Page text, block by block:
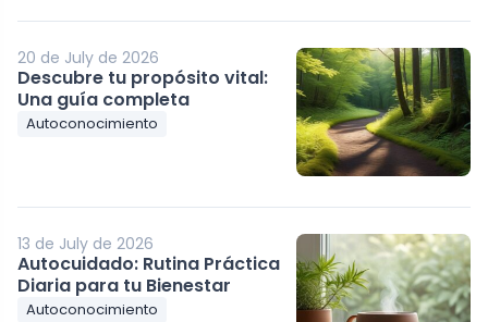
20 de July de 2026
Descubre tu propósito vital:
Una guía completa
Autoconocimiento
13 de July de 2026
Autocuidado: Rutina Práctica
Diaria para tu Bienestar
Autoconocimiento